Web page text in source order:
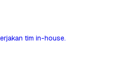
tim in-house.